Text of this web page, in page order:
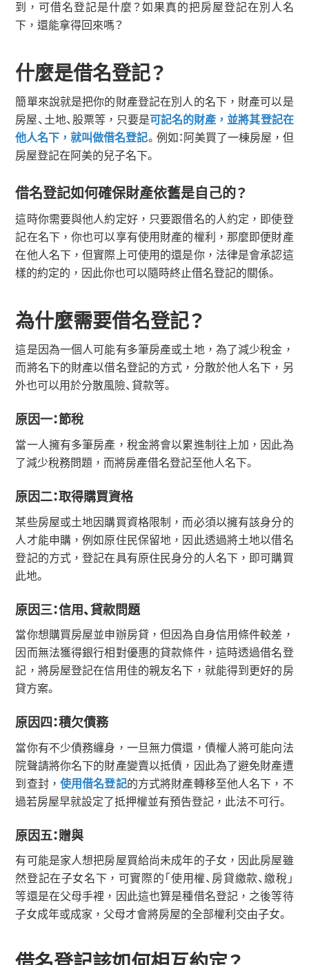
到，可借名登記是什麼？如果真的把房屋登記在別人名
下，還能拿得回來嗎？
什麼是借名登記？
簡單來說就是把你的財產登記在別人的名下，財產可以是
房屋、土地、股票等，只要是可記名的財產，並將其登記在
他人名下 ，就叫做借名登記。例如：阿美買了一棟房屋，但
房屋登記在阿美的兒子名下。
借名登記如何確保財產依舊是自己的？
這時你需要與他人約定好，只要跟借名的人約定，即使登
記在名下，你也可以享有使用財產的權利，那麼即便財產
在他人名下，但實際上可使用的還是你，法律是會承認這
樣的約定的，因此你也可以隨時終止借名登記的關係。
為什麼需要借名登記？
這是因為一個人可能有多筆房產或土地，為了減少稅金，
而將名下的財產以借名登記的方式，分散於他人名下，另
外也可以用於分散風險、貸款等。
原因一：節稅
當一人擁有多筆房產，稅金將會以累進制往上加，因此為
了減少稅務問題，而將房產借名登記至他人名下。
原因二：取得購買資格
某些房屋或土地因購買資格限制，而必須以擁有該身分的
人才能申購，例如原住民保留地，因此透過將土地以借名
登記的方式，登記在具有原住民身分的人名下，即可購買
此地。
原因三：信用、貸款問題
當你想購買房屋並申辦房貸，但因為自身信用條件較差，
因而無法獲得銀行相對優惠的貸款條件，這時透過借名登
記，將房屋登記在信用佳的親友名下，就能得到更好的房
貸方案。
原因四：積欠債務
當你有不少債務纏身，一旦無力償還，債權人將可能向法
院聲請將你名下的財產變賣以抵債，因此為了避免財產遭
到查封， 使用借名登記的方式將財產轉移至他人名下，不
過若房屋早就設定了抵押權並有預告登記，此法不可行。
原因五：贈與
有可能是家人想把房屋買給尚未成年的子女，因此房屋雖
然登記在子女名下，可實際的「使用權、房貸繳款、繳稅」
等還是在父母手裡，因此這也算是種借名登記，之後等待
子女成年或成家，父母才會將房屋的全部權利交由子女。